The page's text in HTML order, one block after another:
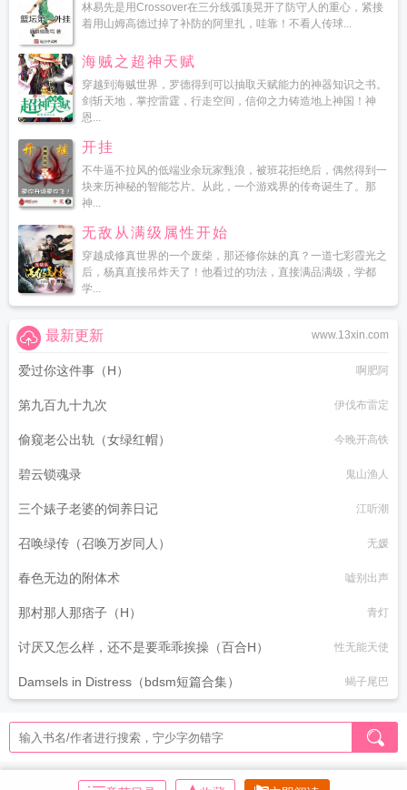
林易先是用Crossover在三分线弧顶晃开了防守人的重心，紧接
着用山姆高德过掉了补防的阿里扎，哇靠！不看人传球...
海贼之超神天赋
穿越到海贼世界，罗德得到可以抽取天赋能力的神器知识之书。
剑斩天地，掌控雷霆，行走空间，信仰之力铸造地上神国！神
恩...
开挂
不牛逼不拉风的低端业余玩家甄浪，被班花拒绝后，偶然得到一
块来历神秘的智能芯片。从此，一个游戏界的传奇诞生了。那
神...
无敌从满级属性开始
穿越成修真世界的一个废柴，那还修你妹的真？一道七彩霞光之
后，杨真直接吊炸天了！他看过的功法，直接满品满级，学都
学...
www.13xin.com
最新更新
爱过你这件事（H） 啊肥阿
第九百九十九次 伊伐布雷定
偷窥老公出轨（女绿红帽） 今晚开高铁
碧云锁魂录 鬼山渔人
三个婊子老婆的饲养日记 江听潮
召唤绿传（召唤万岁同人） 无媛
春色无边的附体术 嘘别出声
那村那人那痞子（H） 青灯
讨厌又怎么样，还不是要乖乖挨操（百合H） 性无能天使
Damsels in Distress（bdsm短篇合集） 蝎子尾巴